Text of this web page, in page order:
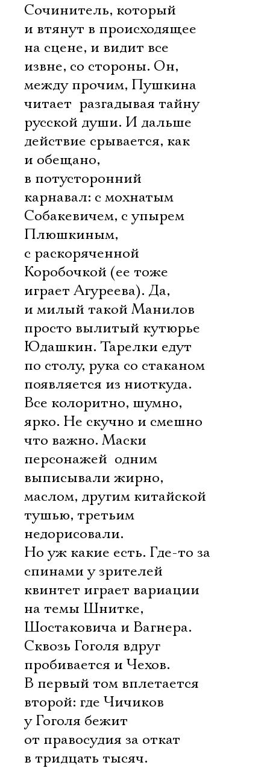
Сочинитель, который
и втянут в происходящее
на сцене, и видит все
извне, со стороны. Он,
между прочим, Пушкина
читает  разгадывая тайну
русской души. И дальше
действие срывается, как
и обещано,
в потусторонний
карнавал: с мохнатым
Собакевичем, с упырем
Плюшкиным,
с раскоряченной
Коробочкой (ее тоже
играет Агуреева). Да,
и милый такой Манилов 
просто вылитый кутюрье
Юдашкин. Тарелки едут
по столу, рука со стаканом
появляется из ниоткуда.
Все колоритно, шумно,
ярко. Не скучно и смешно 
что важно. Маски
персонажей  одним
выписывали жирно,
маслом, другим китайской
тушью, третьим
недорисовали.
Но уж какие есть. Где-то за
спинами у зрителей
квинтет играет вариации
на темы Шнитке,
Шостаковича и Вагнера.
Сквозь Гоголя вдруг
пробивается и Чехов.
В первый том вплетается
второй: где Чичиков
у Гоголя бежит
от правосудия за откат
в тридцать тысяч.
Электропочта
Имя
Ознакомиться